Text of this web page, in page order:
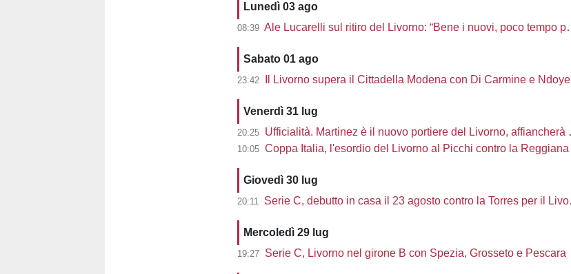
Lunedì 03 ago
08:39 Ale Lucarelli sul ritiro del Livorno: “Bene i nuovi, poco tempo per completare la rosa”
Sabato 01 ago
23:42 Il Livorno supera il Cittadella Modena con Di Carmine e Ndoye, 2 a 1
Venerdì 31 lug
20:25 Ufficialità. Martinez è il nuovo portiere del Livorno, affiancherà Ciobanu
10:05 Coppa Italia, l'esordio del Livorno al Picchi contro la Reggiana
Giovedì 30 lug
20:11 Serie C, debutto in casa il 23 agosto contro la Torres per il Livorno
Mercoledì 29 lug
19:27 Serie C, Livorno nel girone B con Spezia, Grosseto e Pescara